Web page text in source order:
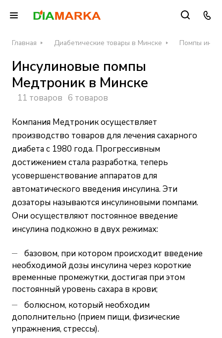
Главная Диабетические товары в Минске Помпы
Инсулиновые помпы
Медтроник в Минске
11 товаров 6 товаров
Компания Медтроник осуществляет
производство товаров для лечения сахарного
диабета с 1980 года. Прогрессивным
достижением стала разработка, теперь
усовершенствование аппаратов для
автоматического введения инсулина. Эти
дозаторы называются инсулиновыми помпами.
Они осуществляют постоянное введение
инсулина подкожно в двух режимах:
базовом, при котором происходит введение
необходимой дозы инсулина через короткие
временные промежутки, достигая при этом
постоянный уровень сахара в крови;
болюсном, который необходим
дополнительно (прием пищи, физические
упражнения, стрессы).